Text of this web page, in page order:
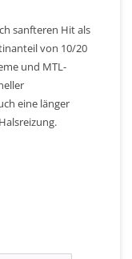
sanfteren Hit als
von 10/20
und MTL-
eine länger